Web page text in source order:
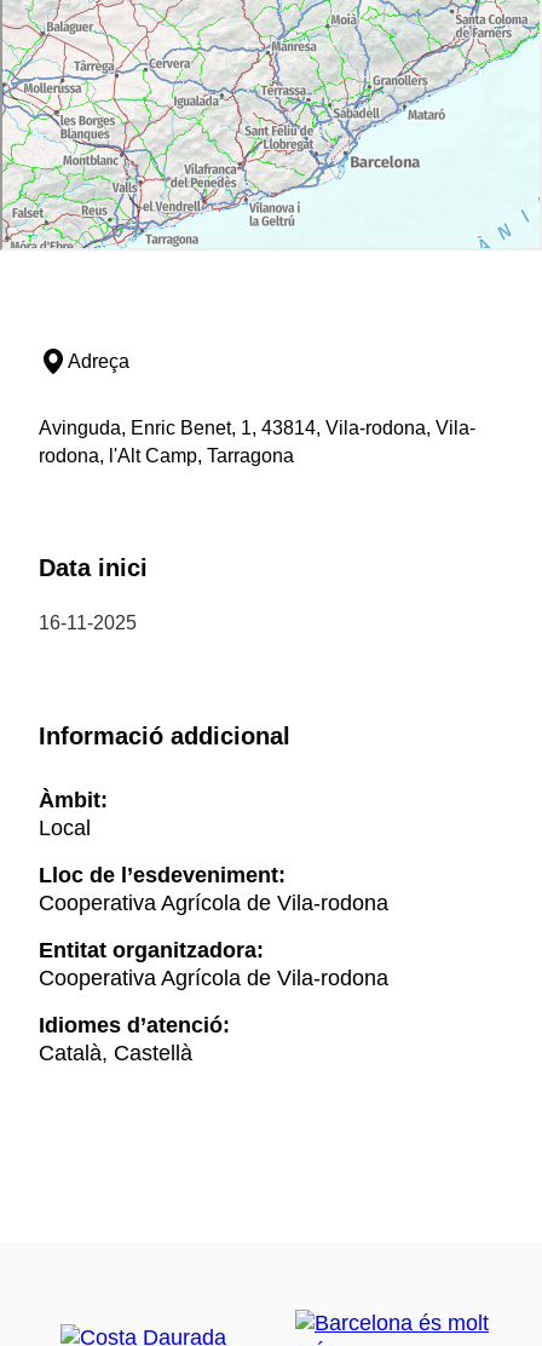
Adreça
Avinguda, Enric Benet, 1, 43814, Vila-rodona, Vila-
rodona, l'Alt Camp, Tarragona
Data inici
16-11-2025
Informació addicional
Àmbit:
Local
Lloc de l’esdeveniment:
Cooperativa Agrícola de Vila-rodona
Entitat organitzadora:
Cooperativa Agrícola de Vila-rodona
Idiomes d’atenció:
Català, Castellà